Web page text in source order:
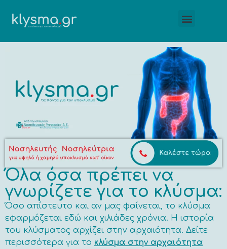
Όλα όσα πρέπει να
γνωρίζετε για το κλύσμα:
Όσο απίστευτο και αν μας φαίνεται, το κλύσμα
εφαρμόζεται εδώ και χιλιάδες χρόνια. Η ιστορία
του κλύσματος αρχίζει στην αρχαιότητα. Δείτε
περισσότερα για το κλύσμα στην αρχαιότητα